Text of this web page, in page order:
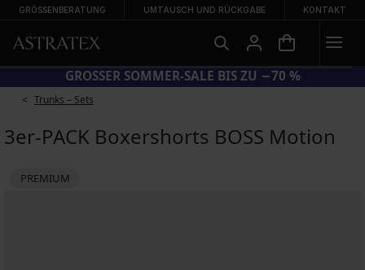
GRÖSSENBERATUNG UMTAUSCH UND RÜCKGABE KONTAKT
GROSSER
BHs −20 %
Trunks – Sets
3er-PACK Boxershorts BOSS Motion
PREMIUM